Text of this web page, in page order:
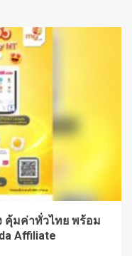
คุ้มค่าทั่วไทย พร้อม
Affiliate